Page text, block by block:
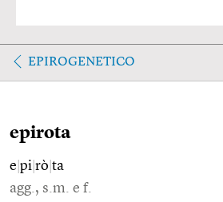
EPIROGENETICO
epirota
e pi rò ta
agg., s.m. e f.